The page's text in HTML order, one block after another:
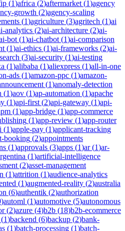
(1)africa (2)aftermarket (1)agency
growth (2)agency-scaling
(1)agriculture (3)agritech (1)ai
analytics (2)ai-architecture (2)ai-
bot (1)ai-chatbot (1)ai-comparison
(1)ai-ethics (1)ai-frameworks (2)ai-
(3)ai-security (1)ai-testing
(1)alibaba (1)aliexpress (1)all-in-one
ads (1)amazon-ppc (1)amazon-
(1)anomaly-detection
(1)aov (1)ap-automation (1)apache
(1)api-first (2)api-gateway (1)api-
(1)app-bridge (1)app-commerce
(1)app-review (1)app-router
(1)apple-pay (1)applicant-tracking
booking (2)appointments
(1)approvals (3)apps (1)ar(1)ar-
(1)artificial-intelligence
(2)asset-management
(1)attrition (1)audience-analytics
(1)augmented-reality (2)australia
(6)authentik (2)authorization
)automl (1)automotive (5)autonomous
(2)azure (4)b2b (18)b2b-ecommerce
(1)backend (6)backup (2)bank-
(1)batch-processing (1)batch-